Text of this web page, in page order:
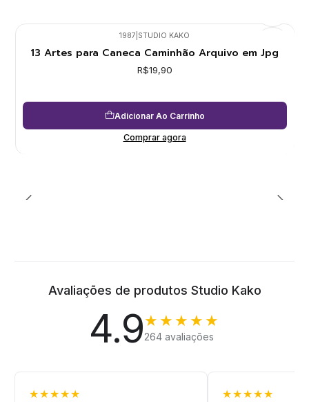
1987 STUDIO KAKO
13 Artes para Caneca Caminhão Arquivo em Jpg
R$19,90
Adicionar Ao Carrinho
Comprar agora
Avaliações de produtos Studio Kako
4.9★★★★★
264 avaliações
★★★★★ ★★★★★